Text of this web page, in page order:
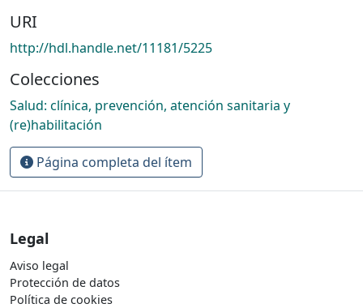
URI
http://hdl.handle.net/11181/5225
Colecciones
Salud: clínica, prevención, atención sanitaria y
(re)habilitación
Página completa del ítem
Legal
Aviso legal
Protección de datos
Política de cookies